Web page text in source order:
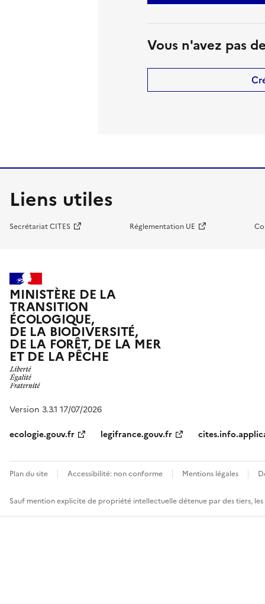
Vous n'avez pas
Liens utiles
Secrétariat CITES Réglementation UE
MINISTÈRE DE LA
TRANSITION
ÉCOLOGIQUE,
DE LA BIODIVERSITÉ,
DE LA FORÊT, DE LA MER
ET DE LA PÊCHE
Version 3.3.1 17/07/2026
ecologie.gouv.fr
legifrance.gouv.fr
Plan du site Accessibilité: non conforme Mentions légales
Sauf mention explicite de propriété intellectuelle détenue par des tiers,